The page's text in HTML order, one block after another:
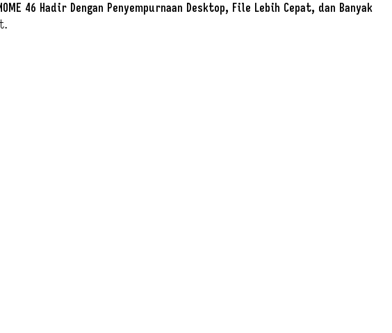
46 Hadir Dengan Penyempurnaan Desktop, File Lebih Cepat, dan Banyak